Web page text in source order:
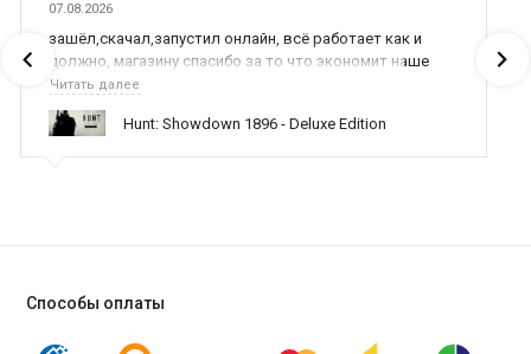
07.08.2026
зашёл,скачал,запустил онлайн, всё работает как и
должно, магазину спасибо за то что экономит наше
время,нервы и деньги, ребята вы красава оказываете
поддержку населению и походу из всех только вы и
оказываете помощь
Читать далее
Hunt: Showdown 1896 - Deluxe Edition
Способы оплаты